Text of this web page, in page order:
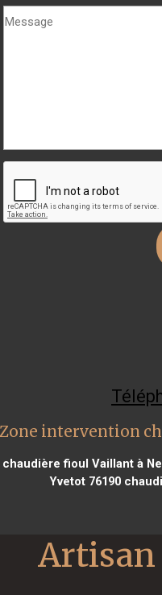
Zone intervention
fioul Vaillant à
Yvetot 76190